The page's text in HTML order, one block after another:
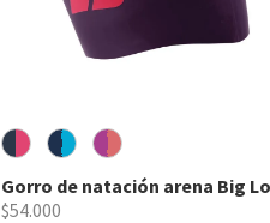
Gorro de natación arena Big
$54.000